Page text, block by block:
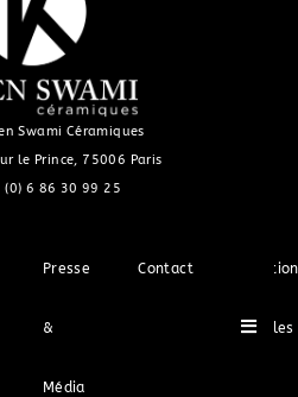
Swami Céramiques
le Prince, 75006 Paris
(0) 6 86 30 99 25
Presse
&
Média
Contact
légales